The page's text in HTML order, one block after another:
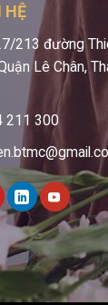
HỆ
213 đường
Lê Chân,
211 300